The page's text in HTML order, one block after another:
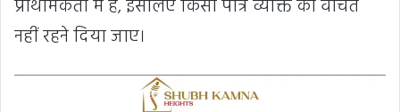
प्राथमिकता में है, इसलिए किसी पात्र व्यक्ति को वंचित
नहीं रहने दिया जाए।